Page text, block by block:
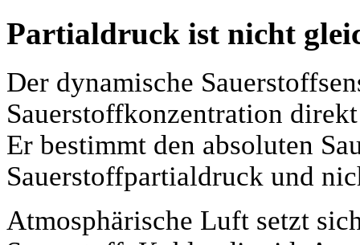
Partialdruck ist nicht
Der dynamische
Sauerstoffkonzentration
Er bestimmt den absoluten
Sauerstoffpartialdruck und
Atmosphärische Luft setzt